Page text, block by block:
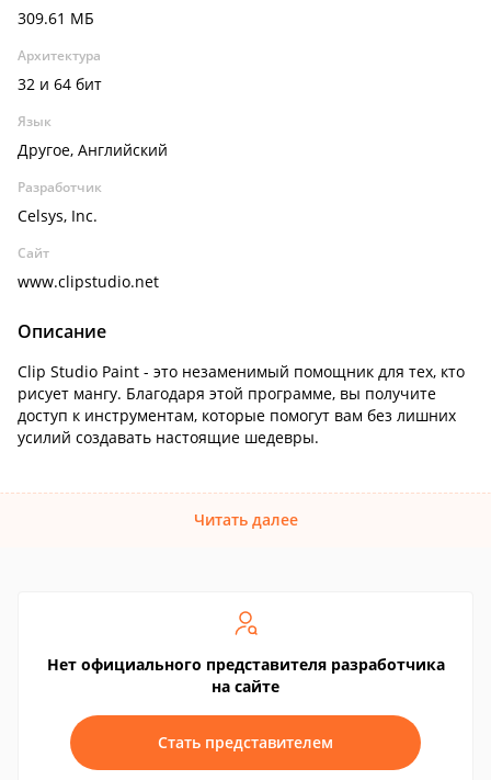
309.61 МБ
Архитектура
32 и 64 бит
Язык
Другое, Английский
Разработчик
Celsys, Inc.
Сайт
www.clipstudio.net
Описание
Clip Studio Paint - это незаменимый помощник для тех, кто
рисует мангу. Благодаря этой программе, вы получите
доступ к инструментам, которые помогут вам без лишних
усилий создавать настоящие шедевры.
Читать далее
Нет официального представителя разработчика
на сайте
Стать представителем